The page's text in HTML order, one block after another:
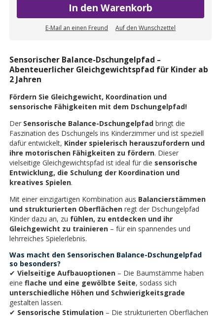
In den Warenkorb
E-Mail an einen Freund Auf den Wunschzettel
Sensorischer Balance-Dschungelpfad –
Abenteuerlicher Gleichgewichtspfad für Kinder ab
2 Jahren
Fördern Sie Gleichgewicht, Koordination und
sensorische Fähigkeiten mit dem Dschungelpfad!
Der Sensorische Balance-Dschungelpfad bringt die
Faszination des Dschungels ins Kinderzimmer und ist speziell
dafür entwickelt, Kinder spielerisch herauszufordern und
ihre motorischen Fähigkeiten zu fördern. Dieser
vielseitige Gleichgewichtspfad ist ideal für die sensorische
Entwicklung, die Schulung der Koordination und
kreatives Spielen.
Mit einer einzigartigen Kombination aus Balancierstämmen
und strukturierten Oberflächen regt der Dschungelpfad
Kinder dazu an, zu fühlen, zu entdecken und ihr
Gleichgewicht zu trainieren – für ein spannendes und
lehrreiches Spielerlebnis.
Was macht den Sensorischen Balance-Dschungelpfad
so besonders?
✔Vielseitige Aufbauoptionen – Die Baumstämme haben
eineflache und eine gewölbte Seite, sodass sich
unterschiedliche Höhen und Schwierigkeitsgrade
gestalten lassen.
✔ Sensorische Stimulation – Die strukturierten Oberflächen